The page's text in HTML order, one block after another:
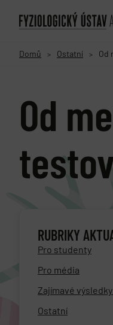
Domů > Ostatní > Od
Od
RUBRIKY
Pro studenty
Pro média
Zajímavé
Ostatní